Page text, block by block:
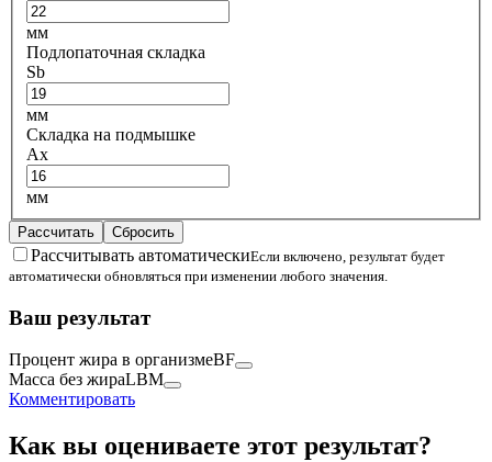
мм
Подлопаточная складка
Sb
мм
Складка на подмышке
Ax
мм
Рассчитать Сбросить
Рассчитывать автоматическиЕсли включено, результат будет
автоматически обновляться при изменении любого значения.
Ваш результат
Процент жира в организмеBF
Масса без жираLBM
Комментировать
Как вы оцениваете этот результат?